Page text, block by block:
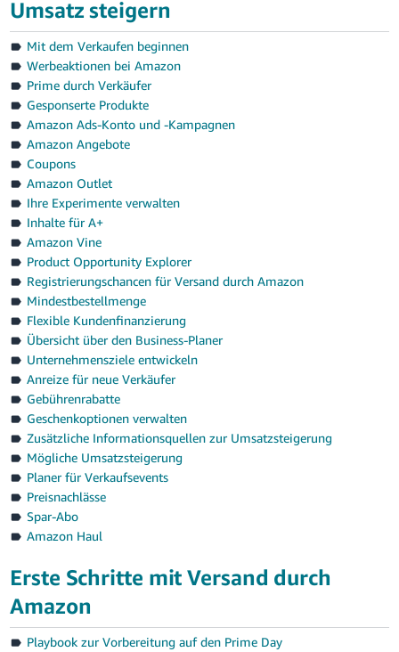
Umsatz steigern
Mit dem Verkaufen beginnen
Werbeaktionen bei Amazon
Prime durch Verkäufer
Gesponserte Produkte
Amazon Ads-Konto und -Kampagnen
Amazon Angebote
Coupons
Amazon Outlet
Ihre Experimente verwalten
Inhalte für A+
Amazon Vine
Product Opportunity Explorer
Registrierungschancen für Versand durch Amazon
Mindestbestellmenge
Flexible Kundenfinanzierung
Übersicht über den Business-Planer
Unternehmensziele entwickeln
Anreize für neue Verkäufer
Gebührenrabatte
Geschenkoptionen verwalten
Zusätzliche Informationsquellen zur Umsatzsteigerung
Mögliche Umsatzsteigerung
Planer für Verkaufsevents
Preisnachlässe
Spar-Abo
Amazon Haul
Erste Schritte mit Versand durch
Amazon
Playbook zur Vorbereitung auf den Prime Day